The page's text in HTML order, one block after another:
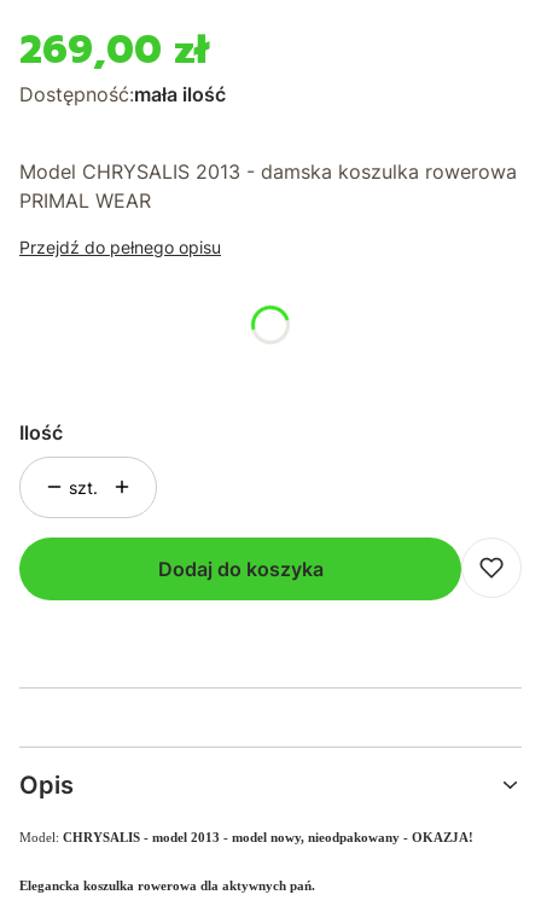
Cena
269,00 zł
Dostępność:mała ilość
Model CHRYSALIS 2013 - damska koszulka rowerowa
PRIMAL WEAR
Przejdź do pełnego opisu
Ilość
szt.
Dodaj do koszyka
Opis
Model: CHRYSALIS - model 2013 - model nowy, nieodpakowany - OKAZJA!
Elegancka koszulka rowerowa dla aktywnych pań.